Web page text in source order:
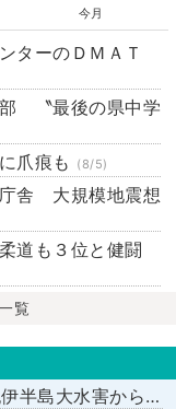
今月
ターのＤＭＡＴ
〝最後の県中学
爪痕も (8/5)
舎 大規模地震想
道も３位と健闘
覧
年－あの日を忘れない－」